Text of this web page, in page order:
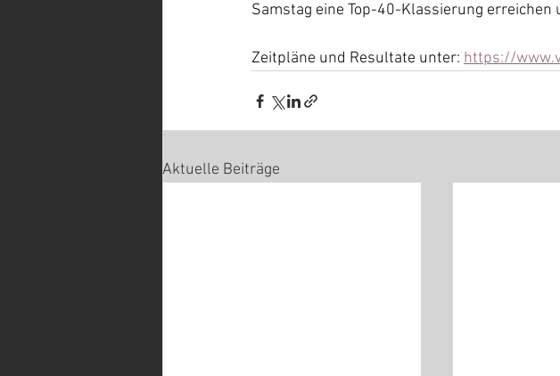
Samstag eine Top-40-Klassierung erreichen
Zeitpläne und Resultate unter: https://
Aktuelle Beiträge